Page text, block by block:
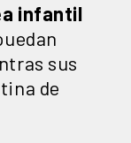
infantil
sus
de